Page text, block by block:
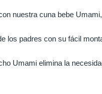
nuestra cuna bebe
los padres con su fácil
Umami elimina la